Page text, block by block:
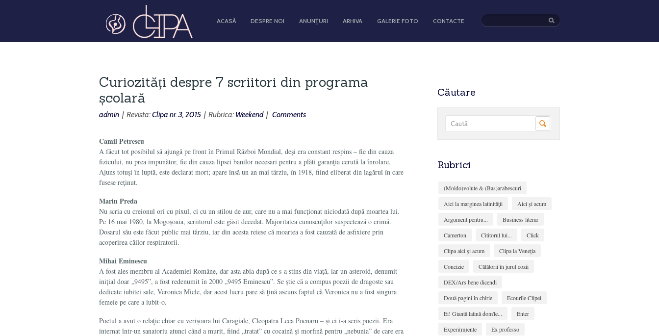
ACASĂ DESPRE NOI ANUNŢURI ARHIVA GALERIE FOTO CONTACTE
Curiozități despre 7 scriitori din programa
școlară
admin | Revista:Clipa nr. 3, 2015 | Rubrica: Weekend | Comments
Camil Petrescu
A făcut tot posibilul să ajungă pe front în Primul Război Mondial, deși era constant respins – fie din cauza
fizicului, nu prea impunător, fie din cauza lipsei banilor necesari pentru a plăti garanţia cerută la înrolare.
Ajuns totuși în luptă, este declarat mort; apare însă un an mai târziu, în 1918, fiind eliberat din lagărul în care
fusese reţinut.
Marin Preda
Nu scria cu creionul ori cu pixul, ci cu un stilou de aur, care nu a mai funcţionat niciodată după moartea lui.
Pe 16 mai 1980, la Mogoșoaia, scriitorul este găsit decedat. Majoritatea cunoscuţilor suspectează o crimă.
Dosarul său este făcut public mai târziu, iar din acesta reiese că moartea a fost cauzată de asfixiere prin
acoperirea căilor respiratorii.
Mihai Eminescu
A fost ales membru al Academiei Române, dar asta abia după ce s-a stins din viaţă, iar un asteroid, denumit
iniţial doar „9495”, a fost redenumit în 2000 „9495 Eminescu”. Se știe că a compus poezii de dragoste sau
dedicate iubitei sale, Veronica Micle, dar acest lucru pare să ţină ascuns faptul că Veronica nu a fost singura
femeie pe care a iubit-o.
Poetul a avut o relaţie chiar cu verișoara lui Caragiale, Cleopatra Leca Poenaru – și ei i-a scris poezii. Era
internat într-un sanatoriu atunci când a murit, fiind „tratat” cu cocaină și morfină pentru „nebunia” de care era
Căutare
Rubrici
(Moldo)volute & (Bas)arabescuri
Aici la marginea latinităţii
Aici și acum
Argument pentru...
Business literar
Camerton
Cititorul lui...
Click
Clipa aici şi acum
Clipa la Veneţia
Concizie
Călătorii în jurul cozii
DEX/Ars bene dicendi
Două pagini în chirie
Ecourile Clipei
Ei! Giantă latină dom'le...
Enter
Experi(m)ente
Ex professo